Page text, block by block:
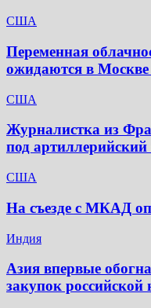
США
Переменная
ожидаются в Москве
США
Журналистка из
под артиллерийский
США
На съезде с МКАД
Индия
Азия впервые
закупок российской